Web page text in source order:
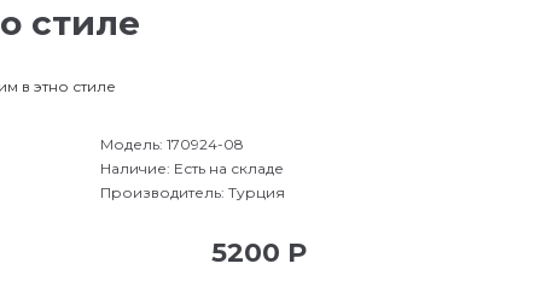
стиле
в этно стиле
Модель:170924-08
Наличие: Есть на складе
Производитель:Турция
5200 Р